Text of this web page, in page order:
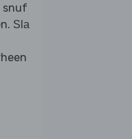
snuf
Sla